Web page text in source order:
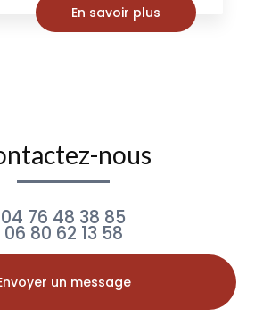
En savoir plus
nous
04 76 48 38 85
06 80 62 13 58
un message